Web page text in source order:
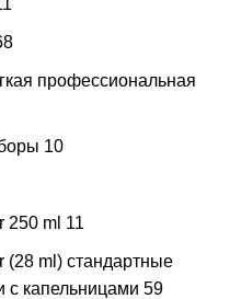
профессиональная
10
250 ml 11
(28 ml) стандартные
с капельницами 59